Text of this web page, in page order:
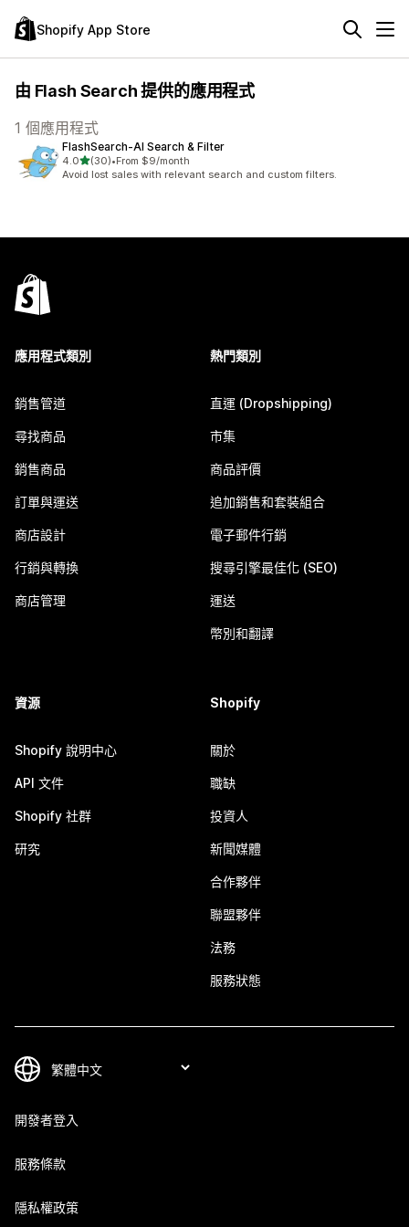
Shopify App Store
由 Flash Search 提供的應用程式
1 個應用程式
FlashSearch‑AI Search & Filter
4.0滿分 5 顆星
(30)
共有 30 則評價
•From $9/month
Avoid lost sales with relevant search and custom filters.
應用程式類別
銷售管道
尋找商品
銷售商品
訂單與運送
商店設計
行銷與轉換
商店管理
熱門類別
直運 (Dropshipping)
市集
商品評價
追加銷售和套裝組合
電子郵件行銷
搜尋引擎最佳化 (SEO)
運送
幣別和翻譯
資源
Shopify 說明中心
API 文件
Shopify 社群
研究
Shopify
關於
職缺
投資人
新聞媒體
合作夥伴
聯盟夥伴
法務
服務狀態
開發者登入
服務條款
隱私權政策